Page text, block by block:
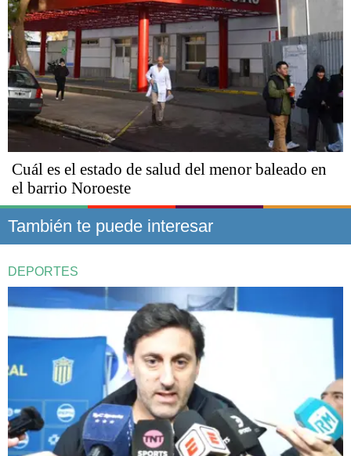
Cuál es el estado de salud del menor baleado en
el barrio Noroeste
También te puede interesar
DEPORTES